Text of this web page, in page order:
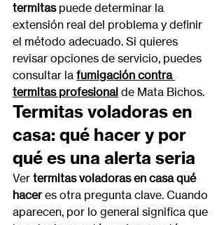
termitas puede determinar la
extensión real del problema y definir
el método adecuado. Si quieres
revisar opciones de servicio, puedes
consultar la fumigación contra
termitas profesional de Mata Bichos.
Termitas voladoras en
casa: qué hacer y por
qué es una alerta seria
Ver termitas voladoras en casa qué
hacer es otra pregunta clave. Cuando
aparecen, por lo general significa que